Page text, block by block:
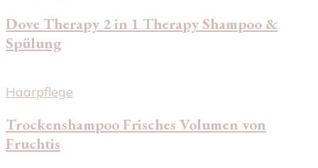
Dove Therapy 2 in 1 Therapy Shampoo &
Spülung
Haarpflege
Trockenshampoo Frisches Volumen von
Fruchtis